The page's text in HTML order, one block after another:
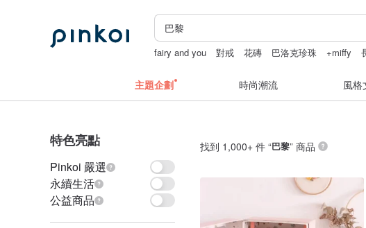
fairy and you 對戒 花磚 巴洛克珍珠 +miffy
主題企劃 時尚潮流 風格
特色亮點
Pinkoi 嚴選
永續生活
公益商品
找到 1,000+ 件 “巴黎” 商品